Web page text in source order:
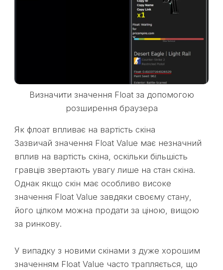
Визначити значення Float за допомогою
розширення браузера
Як флоат впливає на вартість скіна
Зазвичай значення Float Value має незначний
вплив на вартість скіна, оскільки більшість
гравців звертають увагу лише на стан скіна.
Однак якщо скін має особливо високе
значення Float Value завдяки своєму стану,
його цілком можна продати за ціною, вищою
за ринкову.
У випадку з новими скінами з дуже хорошим
значенням Float Value часто трапляється, що